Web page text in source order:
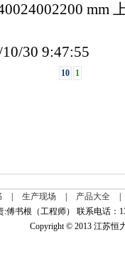
mm
30 9:47:55
10 1
| 生产现场 | 产品大全
|
:傅书根（工程师） 联系电话：
Copyright © 2013 江苏恒